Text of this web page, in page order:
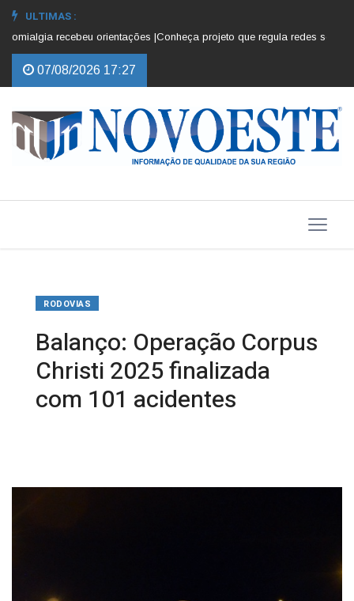
ULTIMAS :
recebeu orientações |Conheça projeto que regula redes sociais
07/08/2026 17:27
RODOVIAS
Balanço: Operação Corpus
Christi 2025 finalizada
com 101 acidentes